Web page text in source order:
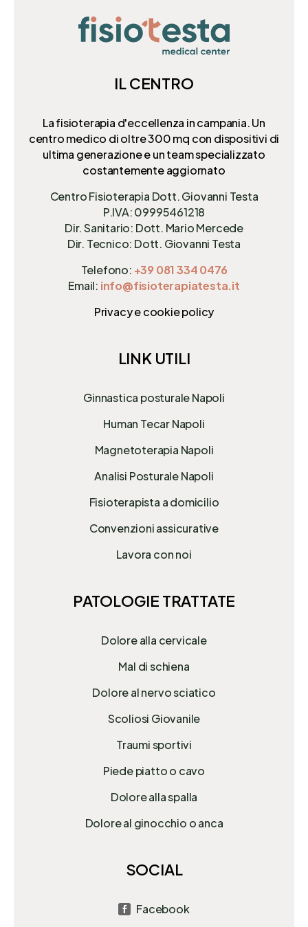
IL CENTRO
La fisioterapia d'eccellenza in campania. Un
centro medico di oltre 300 mq con dispositivi di
ultima generazione e un team specializzato
costantemente aggiornato
Centro Fisioterapia Dott. Giovanni Testa
P.IVA: 09995461218
Dir. Sanitario: Dott. Mario Mercede
Dir. Tecnico: Dott. Giovanni Testa
Telefono: +39 081 334 0476
Email: info@fisioterapiatesta.it
Privacy e cookie policy
LINK UTILI
Ginnastica posturale Napoli
Human Tecar Napoli
Magnetoterapia Napoli
Analisi Posturale Napoli
Fisioterapista a domicilio
Convenzioni assicurative
Lavora con noi
PATOLOGIE TRATTATE
Dolore alla cervicale
Mal di schiena
Dolore al nervo sciatico
Scoliosi Giovanile
Traumi sportivi
Piede piatto o cavo
Dolore alla spalla
Dolore al ginocchio o anca
SOCIAL
 Facebook